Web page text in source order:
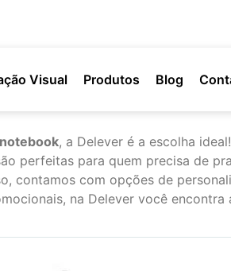
Visual Produtos Blog
, a Delever é a escolha
perfeitas para quem precisa de
contamos com opções de
na Delever você